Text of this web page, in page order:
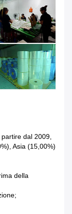
dal 2009,
Asia (15,00%)
della